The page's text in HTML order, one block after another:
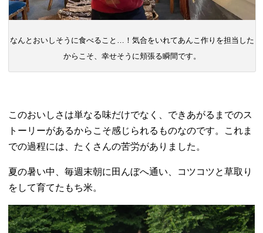
なんとおいしそうに食べること…！気合をいれてあんこ作りを担当した
からこそ、幸せそうに頬張る瞬間です。
このおいしさは単なる味だけでなく、できあがるまでのス
トーリーがあるからこそ感じられるものなのです。これま
での過程には、たくさんの苦労がありました。
夏の暑い中、毎週末朝に田んぼへ通い、コツコツと草取り
をして育てたもち米。